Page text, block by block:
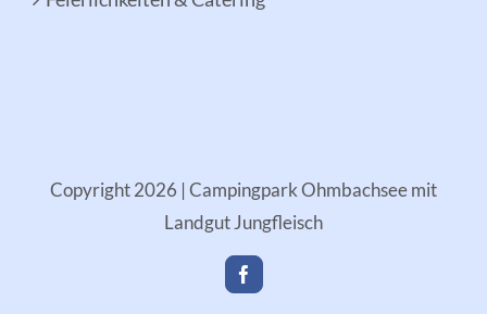
Copyright2026 | Campingpark Ohmbachsee mit
Landgut Jungfleisch
Facebook